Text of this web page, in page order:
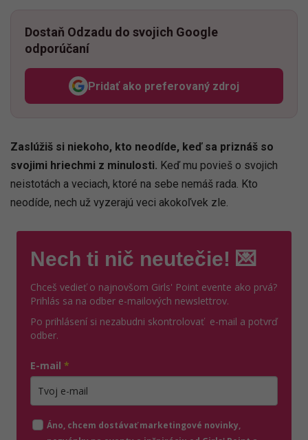
Dostaň Odzadu do svojich Google
odporúčaní
Pridať ako preferovaný zdroj
Odzadu, odkaz sa otvorí v
Zaslúžiš si niekoho, kto neodíde, keď sa priznáš so
svojimi hriechmi z minulosti. Keď mu povieš o svojich
neistotách a veciach, ktoré na sebe nemáš rada. Kto
neodíde, nech už vyzerajú veci akokoľvek zle.
Nech ti nič neutečie! 💌
Chceš vedieť o najnovšom Girls' Point evente ako prvá?
Prihlás sa na odber e-mailových newslettrov.
Po prihlásení si nezabudni skontrolovať e-mail a potvrď
odber.
E-mail *
Áno, chcem dostávať marketingové novinky,